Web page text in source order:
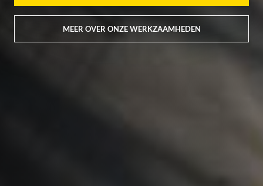
MEER OVER ONZE WERKZAAMHEDEN